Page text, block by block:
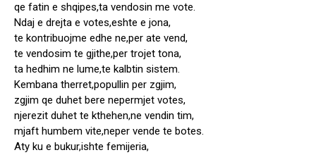
qe fatin e shqipes,ta vendosin me vote.
Ndaj e drejta e votes,eshte e jona,
te kontribuojme edhe ne,per ate vend,
te vendosim te gjithe,per trojet tona,
ta hedhim ne lume,te kalbtin sistem.
Kembana therret,popullin per zgjim,
zgjim qe duhet bere nepermjet votes,
njerezit duhet te kthehen,ne vendin tim,
mjaft humbem vite,neper vende te botes.
Aty ku e bukur,ishte femijeria,